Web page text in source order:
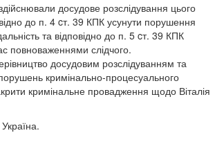
досудове розслідування цього
до п. 4 cт. 39 КПК усунути порушення
та відповідно до п. 5 cт. 39 КПК
повноваженнями слідчого.
досудовим розслідуванням та
кримінально-процесуального
кримінальне провадження щодо Віталія